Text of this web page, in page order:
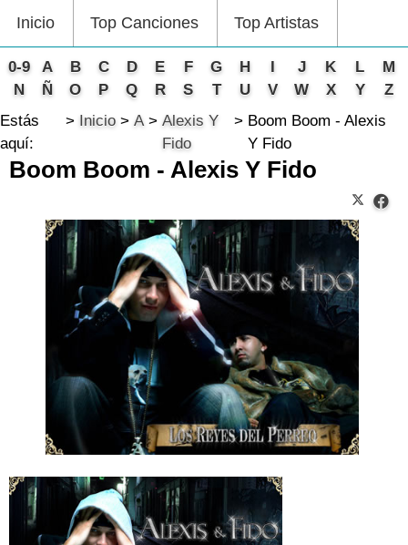
Inicio Top Canciones Top Artistas
0-9 A B C D E F G H I J K L
M
N
Ñ O P Q R S T U V W X Y
Z
Estás
aquí:
Inicio A
Alexis Y
Fido
Boom Boom - Alexis
Y Fido
Boom Boom - Alexis Y Fido